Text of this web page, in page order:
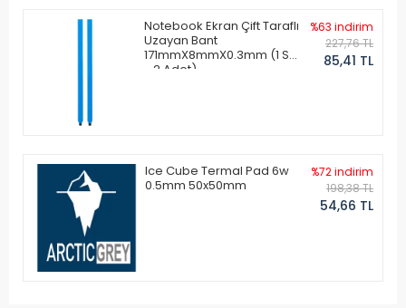
Notebook Ekran Çift Taraflı
Uzayan Bant
171mmX8mmX0.3mm (1 Set
- 2 Adet)
%63 indirim
227,76 TL
85,41 TL
Ice Cube Termal Pad 6w
0.5mm 50x50mm
%72 indirim
198,38 TL
54,66 TL